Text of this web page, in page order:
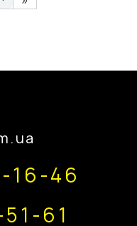
16-46
61